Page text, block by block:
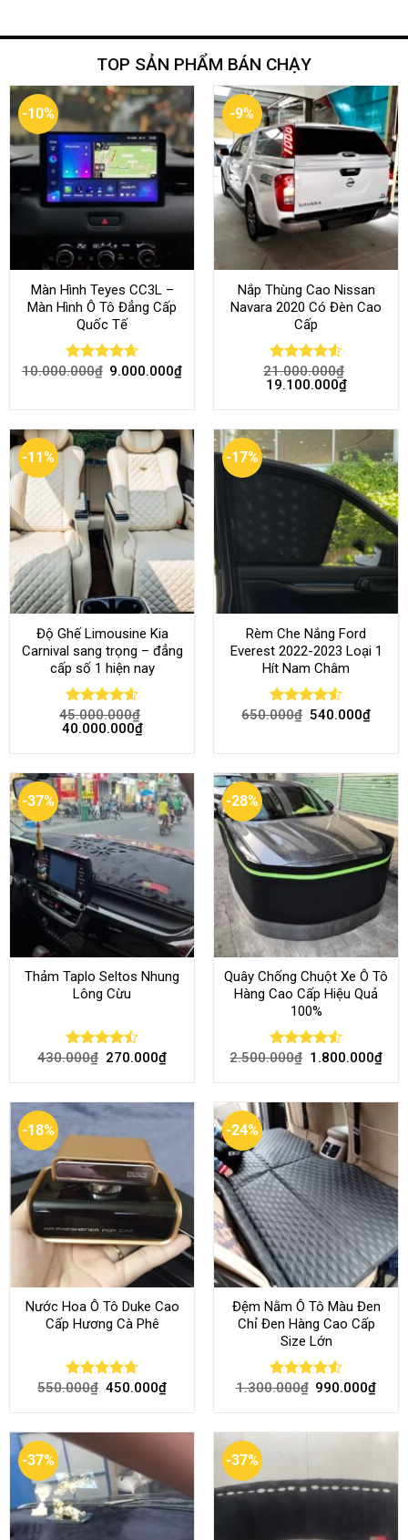
TOP SẢN PHẨM BÁN CHẠY
-10%
Màn Hình Teyes CC3L –
Màn Hình Ô Tô Đẳng Cấp
Quốc Tế
Rated 4.68
10.000.000₫ 9.000.000₫
-9%
Nắp Thùng Cao Nissan
Navara 2020 Có Đèn Cao
Cấp
Rated4.52
out of 5
21.000.000₫
19.100.000₫
-11%
Độ Ghế Limousine Kia
Carnival sang trọng – đẳng
cấp số 1 hiện nay
Rated4.58
out of 5
45.000.000₫
40.000.000₫
-17%
Rèm Che Nắng Ford
Everest 2022-2023 Loại 1
Hít Nam Châm
Rated4.51
650.000₫ 540.000₫
-37%
Thảm Taplo Seltos Nhung
Lông Cừu
Rated
430.000₫ 270.000₫
-28%
Quây Chống Chuột Xe Ô Tô
Hàng Cao Cấp Hiệu Quả
100%
Rated 4.51
2.500.000₫ 1.800.000₫
-18%
Nước Hoa Ô Tô Duke Cao
Cấp Hương Cà Phê
Rated4.70
550.000₫ 450.000₫
-24%
Đệm Nằm Ô Tô Màu Đen
Chỉ Đen Hàng Cao Cấp
Size Lớn
Rated 4.54
1.300.000₫ 990.000₫
-37% -37%